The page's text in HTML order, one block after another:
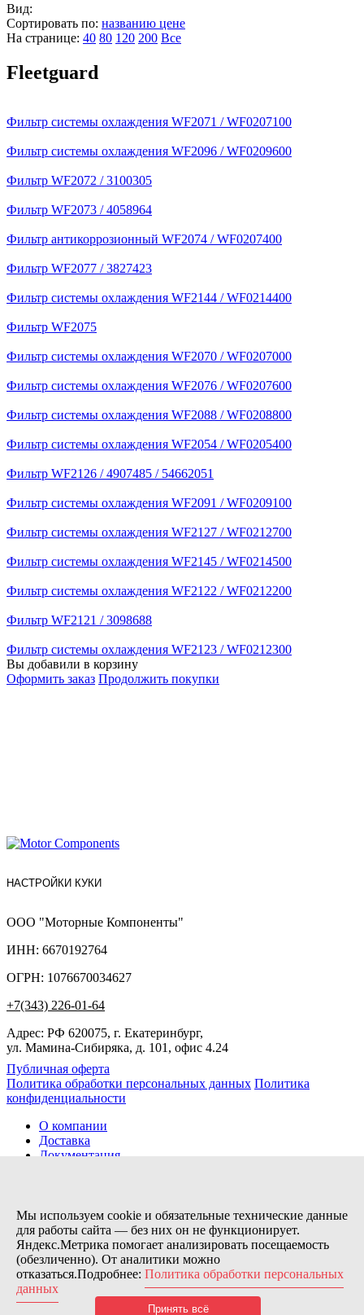
Вид:
Сортировать по: названию цене
На странице: 40 80 120 200 Все
Fleetguard
Фильтр системы охлаждения WF2071 / WF0207100
Фильтр системы охлаждения WF2096 / WF0209600
Фильтр WF2072 / 3100305
Фильтр WF2073 / 4058964
Фильтр антикоррозионный WF2074 / WF0207400
Фильтр WF2077 / 3827423
Фильтр системы охлаждения WF2144 / WF0214400
Фильтр WF2075
Фильтр системы охлаждения WF2070 / WF0207000
Фильтр системы охлаждения WF2076 / WF0207600
Фильтр системы охлаждения WF2088 / WF0208800
Фильтр системы охлаждения WF2054 / WF0205400
Фильтр WF2126 / 4907485 / 54662051
Фильтр системы охлаждения WF2091 / WF0209100
Фильтр системы охлаждения WF2127 / WF0212700
Фильтр системы охлаждения WF2145 / WF0214500
Фильтр системы охлаждения WF2122 / WF0212200
Фильтр WF2121 / 3098688
Фильтр системы охлаждения WF2123 / WF0212300
Вы добавили в корзину
Оформить заказ Продолжить покупки
НАСТРОЙКИ КУКИ
ООО "Моторные Компоненты"
ИНН: 6670192764
ОГРН: 1076670034627
+7(343) 226-01-64
Адрес: РФ 620075, г. Екатеринбург,
ул. Мамина-Сибиряка, д. 101, офис 4.24
Публичная оферта
Политика обработки персональных данных Политика
конфиденциальности
О компании
Доставка
Документация
Контакты
Заказов сегодня / Всего
44
11133
Нас можно найти тут:
Мы используем cookie и обязательные технические данные
для работы сайта — без них он не функционирует.
Яндекс.Метрика помогает анализировать посещаемость
(обезличенно). От аналитики можно
отказаться.Подробнее: Политика обработки персональных
данных
Принять всё